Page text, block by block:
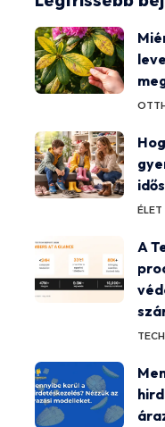
ÉLET
A